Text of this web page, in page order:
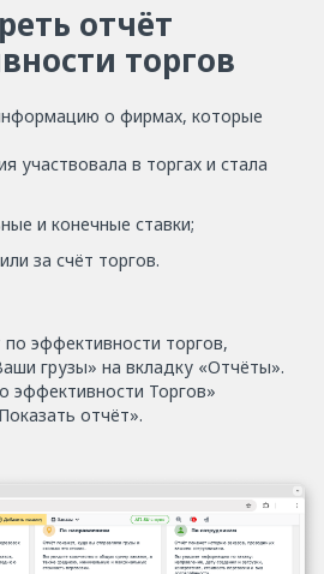
отчёт
торгов
о фирмах, которые
участвовала в торгах и стала
и конечные ставки;
за счёт торгов.
эффективности торгов,
грузы» на вкладку «Отчёты».
эффективности Торгов»
отчёт».